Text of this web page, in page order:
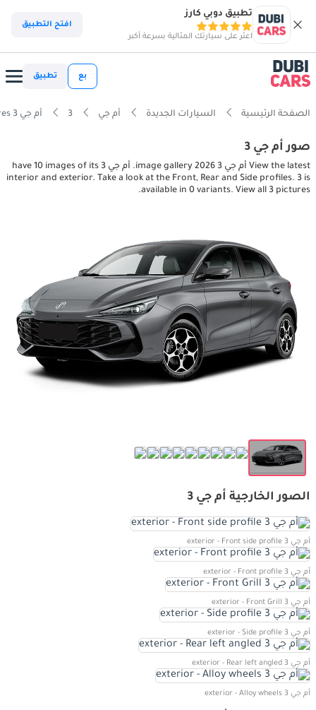
تطبيق دوبي كارز
اعثر على سيارتك المثالية بسرعة أكبر
افتح التطبيق
بع تطبيق
الصفحة الرئيسية السيارات الجديدة أم جي 3 أم جي 3 interior, exterior pictures
صور أم جي 3
View the latest أم جي 3 2026 image gallery. أم جي 3 have 10 images of its
interior and exterior. Take a look at the Front, Rear and Side profiles. 3 is
available in 0 variants. View all 3 pictures.
الصور الخارجية أم جي 3
أم جي 3 exterior - Front side profile
أم جي 3 exterior - Front profile
أم جي 3 exterior - Front Grill
أم جي 3 exterior - Side profile
أم جي 3 exterior - Rear left angled
أم جي 3 exterior - Alloy wheels